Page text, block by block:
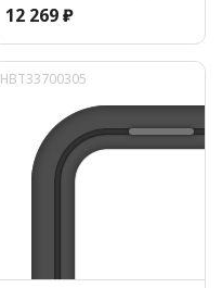
12 269 ₽
HBT33700305